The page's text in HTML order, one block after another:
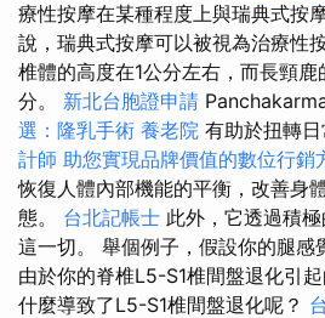
療性按摩在某種程度上與瑞典式按
說，瑞典式按摩可以被視為治療性
椎體的高度在1公分左右，而長頸
分。 新北台胞證申請
選：隆乳手術 養老院 有助於扭轉
計師 助您實現品牌價值的數位行銷
恢復人體內部機能的平衡，改善身
態。 台北記帳士 此外，它透過積
這一切。 舉個例子，假設你的腿感
由於你的脊椎L5-S1椎間盤退化引
什麼導致了L5-S1椎間盤退化呢？